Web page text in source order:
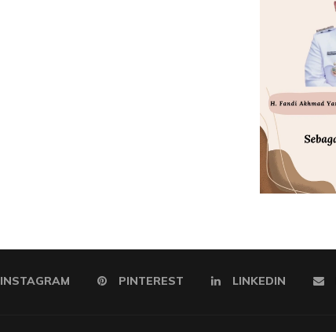
INSTAGRAM PINTEREST LINKEDIN